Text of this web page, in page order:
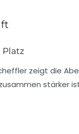
Platz
zeigt die
stärker